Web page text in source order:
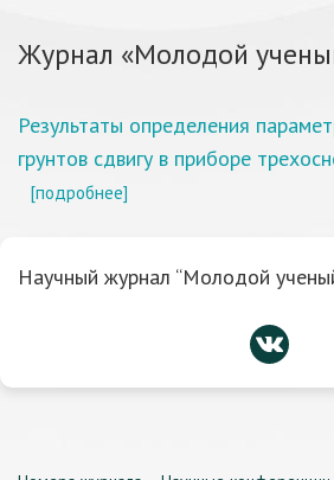
Журнал «Молодой
Результаты определения
грунтов сдвигу в приборе
[подробнее]
Научный журнал “Молодой